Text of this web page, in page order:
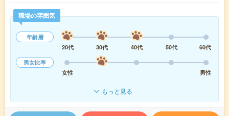
職場の雰囲気
年齢層
20代
30代 40代 50代
60代
男女比率
女性
男性
もっと見る